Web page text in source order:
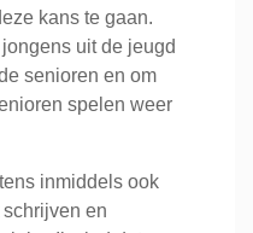
kans te gaan.
uit de jeugd
senioren en om
spelen weer
inmiddels ook
en